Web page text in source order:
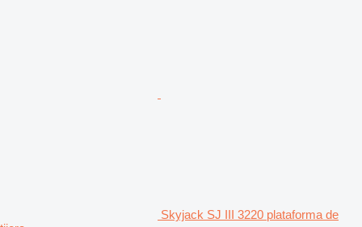
Skyjack SJ III 3220 plataforma de